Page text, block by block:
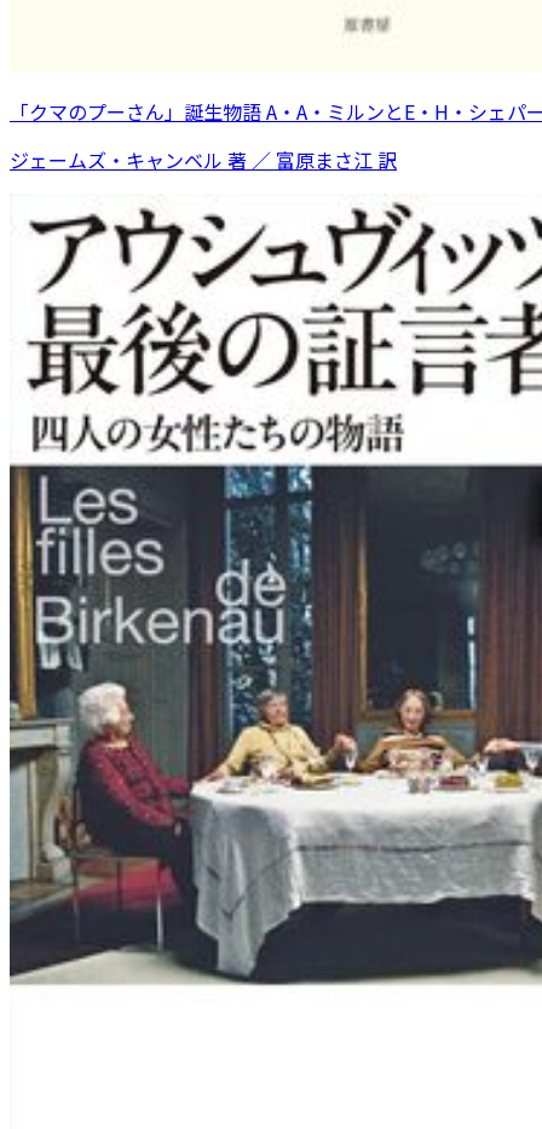
「クマのプーさん」誕生物語 A・A・ミルンとE・H・シェパ
ジェームズ・キャンベル 著 ／ 富原まさ江 訳